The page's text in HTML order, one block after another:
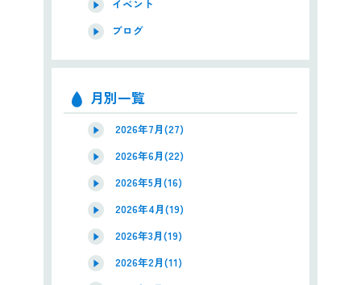
イベント
ブログ
月別一覧
2026年7月(27)
2026年6月(22)
2026年5月(16)
2026年4月(19)
2026年3月(19)
2026年2月(11)